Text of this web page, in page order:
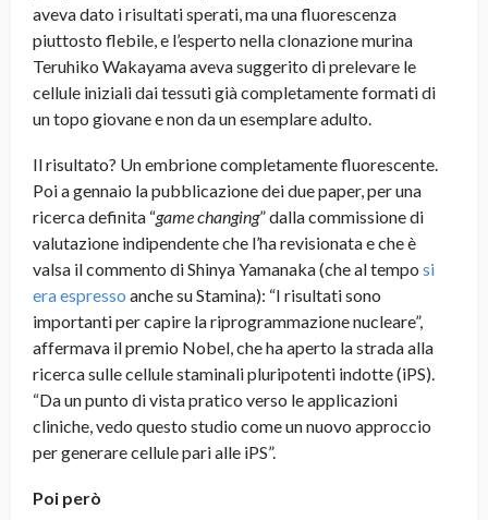
aveva dato i risultati sperati, ma una fluorescenza
piuttosto flebile, e l’esperto nella clonazione murina
Teruhiko Wakayama aveva suggerito di prelevare le
cellule iniziali dai tessuti già completamente formati di
un topo giovane e non da un esemplare adulto.
Il risultato? Un embrione completamente fluorescente.
Poi a gennaio la pubblicazione dei due paper, per una
ricerca definita “game changing” dalla commissione di
valutazione indipendente che l’ha revisionata e che è
valsa il commento di Shinya Yamanaka (che al tempo si
era espresso anche su Stamina): “I risultati sono
importanti per capire la riprogrammazione nucleare”,
affermava il premio Nobel, che ha aperto la strada alla
ricerca sulle cellule staminali pluripotenti indotte (iPS).
“Da un punto di vista pratico verso le applicazioni
cliniche, vedo questo studio come un nuovo approccio
per generare cellule pari alle iPS”.
Poi però